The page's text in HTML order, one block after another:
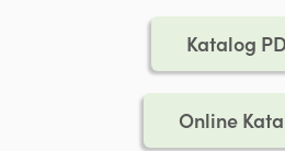
Katalog
Online